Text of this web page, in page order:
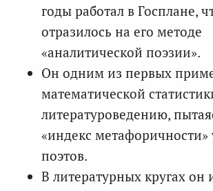
годы работал в Госплане,
отразилось на его методе
«аналитической поэзии».
Он одним из первых
математической
литературоведению,
«индекс метафоричности»
поэтов.
В литературных кругах он